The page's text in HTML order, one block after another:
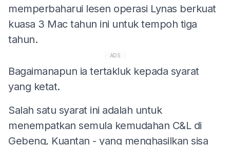
memperbaharui lesen operasi Lynas berkuat
kuasa 3 Mac tahun ini untuk tempoh tiga
tahun.
ADS
Bagaimanapun ia tertakluk kepada syarat
yang ketat.
Salah satu syarat ini adalah untuk
menempatkan semula kemudahan C&L di
Gebeng, Kuantan - yang menghasilkan sisa